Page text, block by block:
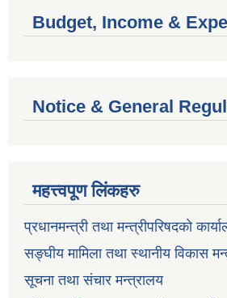
Budget, Income &
Notice & General
महत्त्वपूण लिंकहरु
प्रधानमन्त्री तथा मन्त्रीपरिषदको
सङ्घीय मामिला तथा स्थानीय विकास
सूचना तथा संचार मन्त्रालय